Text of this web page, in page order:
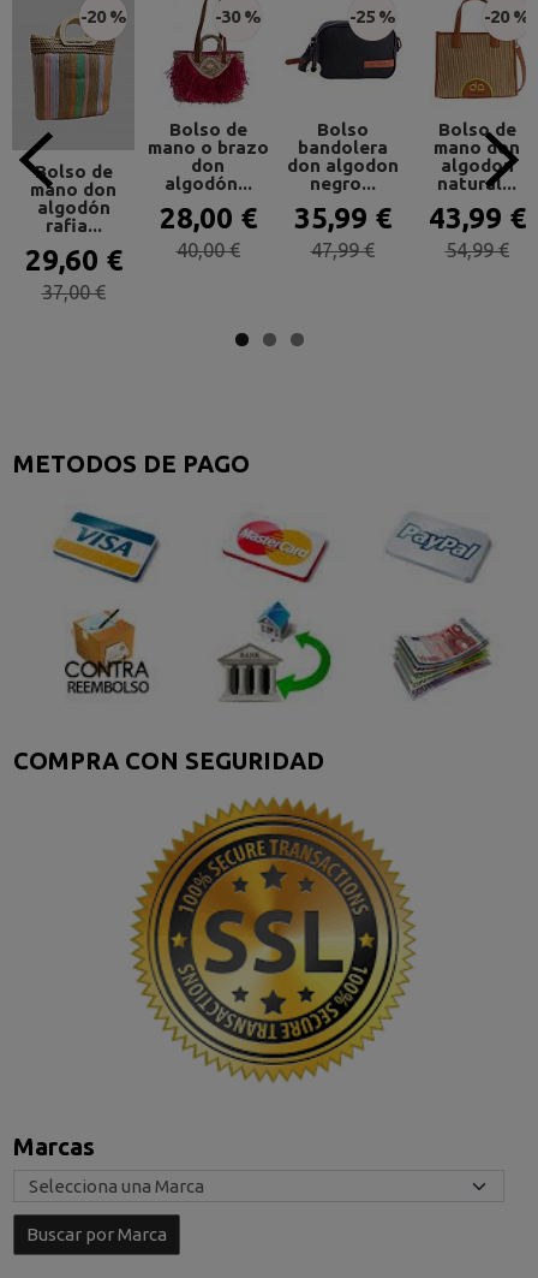
METODOS DE PAGO
COMPRA CON SEGURIDAD
Marcas
-20 %
Bolso de
mano don
algodón
rafia...
29,60 €
37,00 €
-30 %
Bolso de
mano o brazo
don
algodón...
28,00 €
40,00 €
-25 %
Bolso
bandolera
don algodon
negro...
35,99 €
47,99 €
-20 %
Bolso de
mano don
algodon
natural...
43,99 €
54,99 €